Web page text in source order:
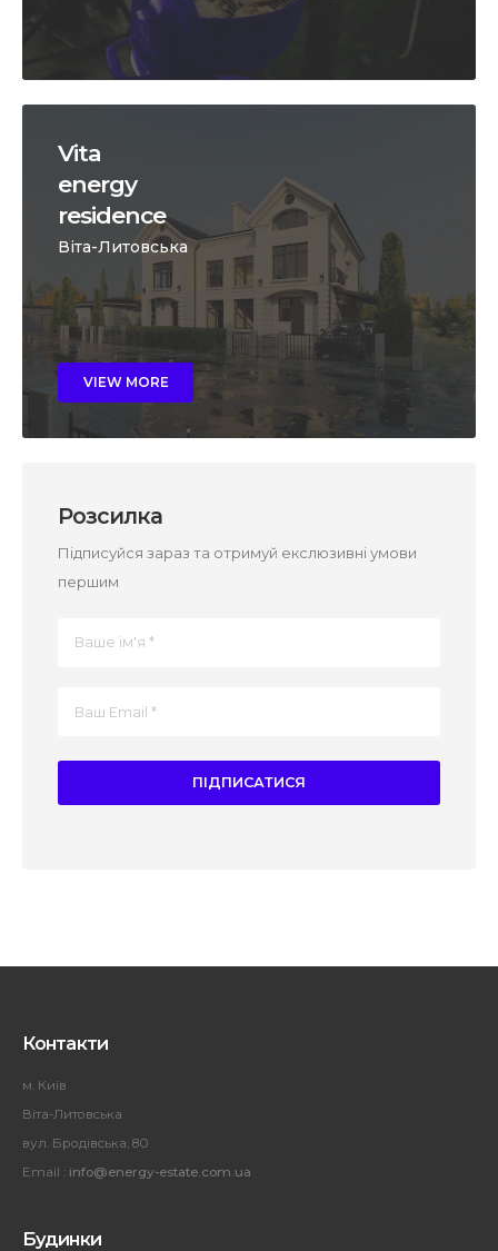
Vita
energy
residence
Віта-Литовська
VIEW MORE
Розсилка
Підписуйся зараз та отримуй екслюзивні умови
першим
Контакти
м. Київ
Віта-Литовська
вул. Бродівська, 80
Email : info@energy-estate.com.ua
Будинки